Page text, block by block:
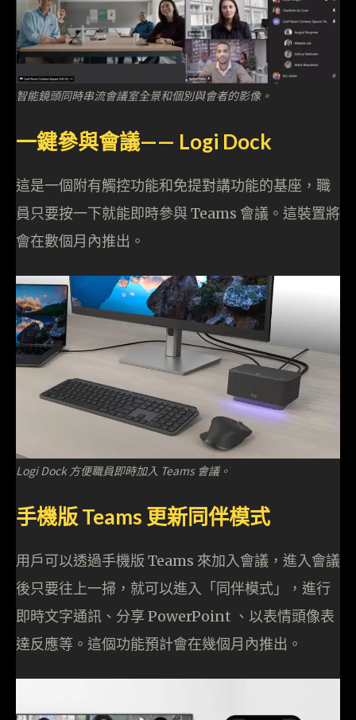
智能鏡頭同時串流會議室全景和個別與會者的影像。
一鍵參與會議—— Logi Dock
這是一個附有觸控功能和免提對講功能的基座，職
員只要按一下就能即時參與 Teams 會議。這裝置將
會在數個月內推出。
Logi Dock 方便職員即時加入 Teams 會議。
手機版 Teams 更新同伴模式
用戶可以透過手機版 Teams 來加入會議，進入會議
後只要往上一掃，就可以進入「同伴模式」，進行
即時文字通訊、分享 PowerPoint 、以表情頭像表
達反應等。這個功能預計會在幾個月內推出。